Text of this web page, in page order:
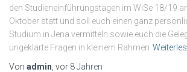
den Studieneinführungstagen im WiSe 18/19
Oktober statt und soll euch einen ganz
Studium in Jena vermitteln sowie euch die
ungeklärte Fragen in kleinem Rahmen
Von admin , vor 8 Jahren